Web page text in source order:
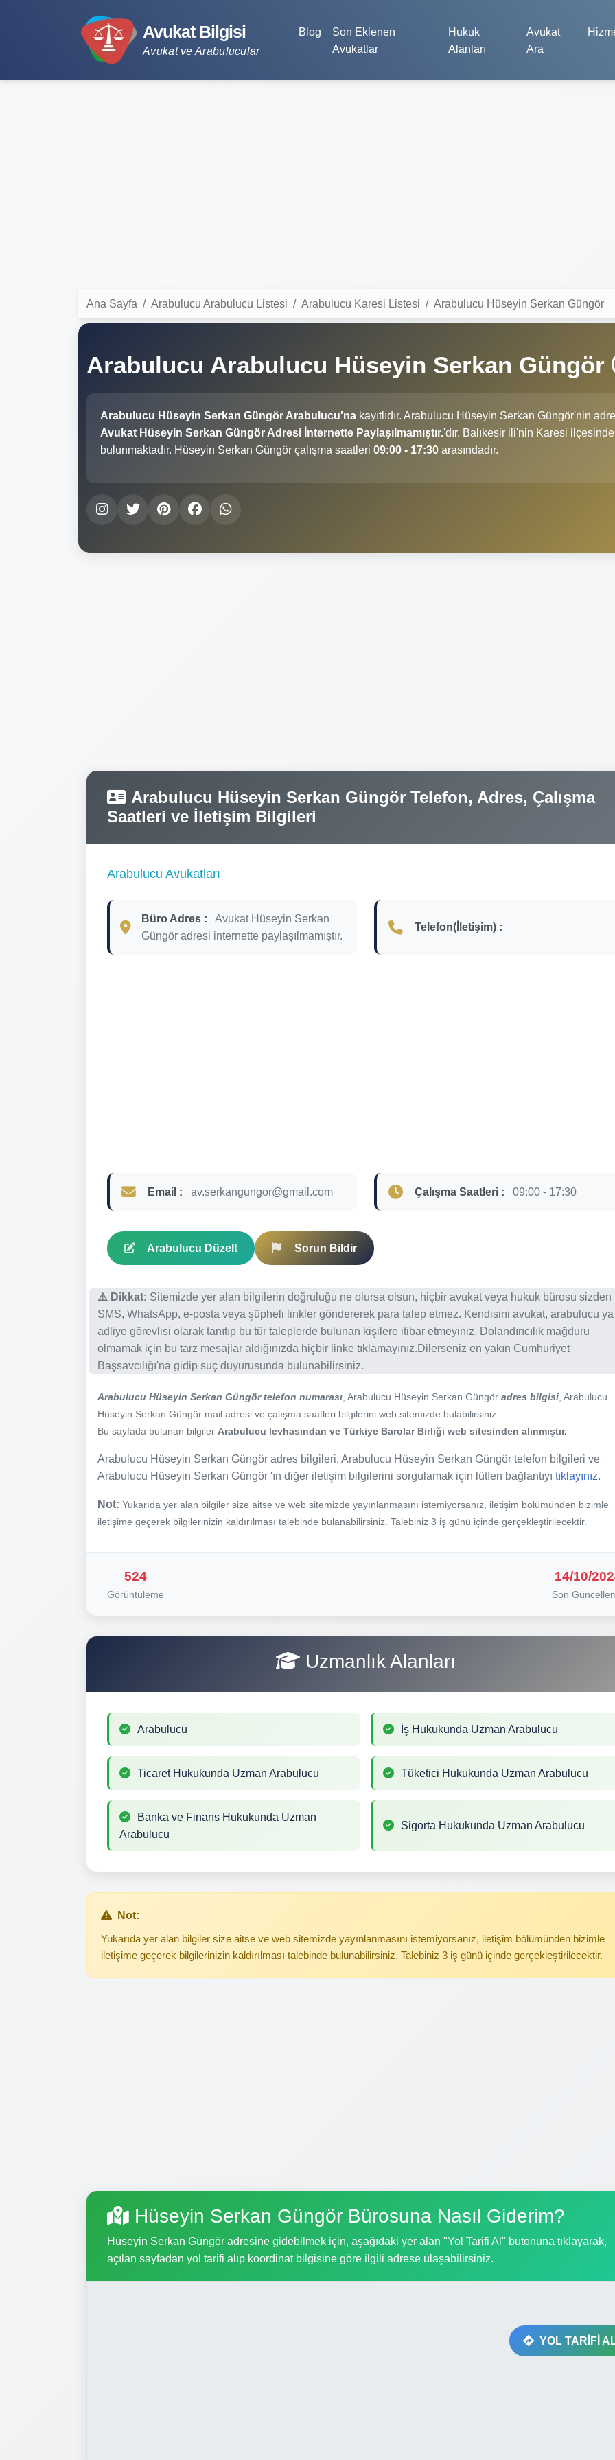
Avukat Bilgisi
Avukat ve Arabulucular
Blog
Son Eklenen
Avukatlar
Hukuk
Alanları
Avukat
Ara
Ana Sayfa Arabulucu Arabulucu Listesi Arabulucu Karesi Listesi Arabulucu Hüseyin Serkan Güngör
Arabulucu Arabulucu Hüseyin Serkan Güngör
Arabulucu Hüseyin Serkan Güngör Arabulucu'na kayıtlıdır. Arabulucu Hüseyin Serkan Güngör'nin
Avukat Hüseyin Serkan Güngör Adresi İnternette Paylaşılmamıştır.'dır. Balıkesir ili'nin Karesi ilçesinde
bulunmaktadır. Hüseyin Serkan Güngör çalışma saatleri 09:00 - 17:30 arasındadır.
Arabulucu Hüseyin Serkan Güngör Telefon, Adres, Çalışma
Saatleri ve İletişim Bilgileri
Arabulucu Avukatları
Büro Adres :
Avukat Hüseyin Serkan
Güngör adresi internette paylaşılmamıştır.
Telefon(İletişim) :
Email : av.serkangungor@gmail.com Çalışma Saatleri : 09:00 - 17:30
Arabulucu Düzelt Sorun Bildir
⚠️ Dikkat: Sitemizde yer alan bilgilerin doğruluğu ne olursa olsun, hiçbir avukat veya hukuk bürosu sizden
SMS, WhatsApp, e-posta veya şüpheli linkler göndererek para talep etmez. Kendisini avukat, arabulucu
adliye görevlisi olarak tanıtıp bu tür taleplerde bulunan kişilere itibar etmeyiniz. Dolandırıcılık mağduru
olmamak için bu tarz mesajlar aldığınızda hiçbir linke tıklamayınız.Dilerseniz en yakın Cumhuriyet
Başsavcılığı'na gidip suç duyurusunda bulunabilirsiniz.
Arabulucu Hüseyin Serkan Güngör telefon numarası , Arabulucu Hüseyin Serkan Güngör adres bilgisi , Arabulucu
Hüseyin Serkan Güngör mail adresi ve çalışma saatleri bilgilerini web sitemizde bulabilirsiniz.
Bu sayfada bulunan bilgiler Arabulucu levhasından ve Türkiye Barolar Birliği web sitesinden alınmıştır.
Arabulucu Hüseyin Serkan Güngör adres bilgileri, Arabulucu Hüseyin Serkan Güngör telefon bilgileri ve
Arabulucu Hüseyin Serkan Güngör 'ın diğer iletişim bilgilerini sorgulamak için lütfen bağlantıyı tıklayınız.
Not: Yukarıda yer alan bilgiler size aitse ve web sitemizde yayınlanmasını istemiyorsanız, iletişim bölümünden bizimle
iletişime geçerek bilgilerinizin kaldırılması talebinde bulanabilirsiniz. Talebiniz 3 iş günü içinde gerçekleştirilecektir.
524
Görüntüleme
14/10/
Son
Uzmanlık Alanları
Arabulucu İş Hukukunda Uzman Arabulucu
Ticaret Hukukunda Uzman Arabulucu Tüketici Hukukunda Uzman Arabulucu
Banka ve Finans Hukukunda Uzman
Arabulucu
Sigorta Hukukunda Uzman Arabulucu
Not:
Yukarıda yer alan bilgiler size aitse ve web sitemizde yayınlanmasını istemiyorsanız, iletişim bölümünden bizimle
iletişime geçerek bilgilerinizin kaldırılması talebinde bulunabilirsiniz. Talebiniz 3 iş günü içinde gerçekleştirilecektir.
Hüseyin Serkan Güngör Bürosuna Nasıl Giderim?
Hüseyin Serkan Güngör adresine gidebilmek için, aşağıdaki yer alan "Yol Tarifi Al" butonuna tıklayarak,
açılan sayfadan yol tarifi alıp koordinat bilgisine göre ilgili adrese ulaşabilirsiniz.
YOL TARİFİ